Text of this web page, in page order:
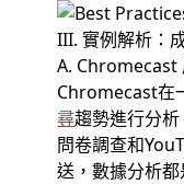
III. 實例解析：
A. Chromecast
Chromecast在
尋趨勢進行分
問卷調查和
送，數據分析